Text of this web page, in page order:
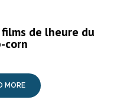
de lheure du
corn
MORE